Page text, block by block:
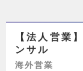
【法人営
ンサル
海外営業